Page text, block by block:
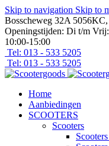
Skip to navigation Skip to
Bosscheweg 32A
Openingstijden: Di t/m
10:00-15:00
Tel: 013 - 533 5205
Tel: 013 - 533 5205
Home
Aanbiedingen
SCOOTERS
Scooters